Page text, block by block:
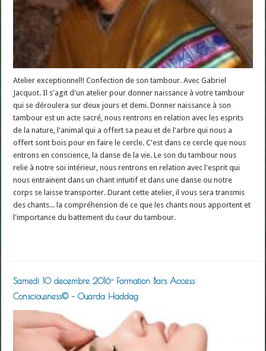
Atelier exceptionnel!! Confection de son tambour. Avec Gabriel
Jacquot. Il s'agit d'un atelier pour donner naissance à votre tambour
qui se déroulera sur deux jours et demi. Donner naissance à son
tambour est un acte sacré, nous rentrons en relation avec les esprits
de la nature, l'animal qui a offert sa peau et de l'arbre qui nous a
offert sont bois pour en faire le cercle. C'est dans ce cercle que nous
entrons en conscience, la danse de la vie. Le son du tambour nous
relie à notre soi intérieur, nous rentrons en relation avec l'esprit qui
nous entrainent dans un chant intuitif et dans une danse ou notre
corps se laisse transporter. Durant cette atelier, il vous sera transmis
des chants... la compréhension de ce que les chants nous apportent et
l'importance du battement du cœur du tambour.
Samedi 10 decembre 2016- Formation Bars Access
Consciousness© – Ouarda Haddag